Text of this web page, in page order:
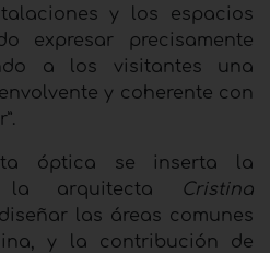
y los espacios
expresar precisamente
a los visitantes una
y coherente con
óptica se inserta la
la arquitecta
Cristina
las áreas comunes
y la contribución de